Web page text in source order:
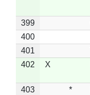
399
400
401
402
X
403 *